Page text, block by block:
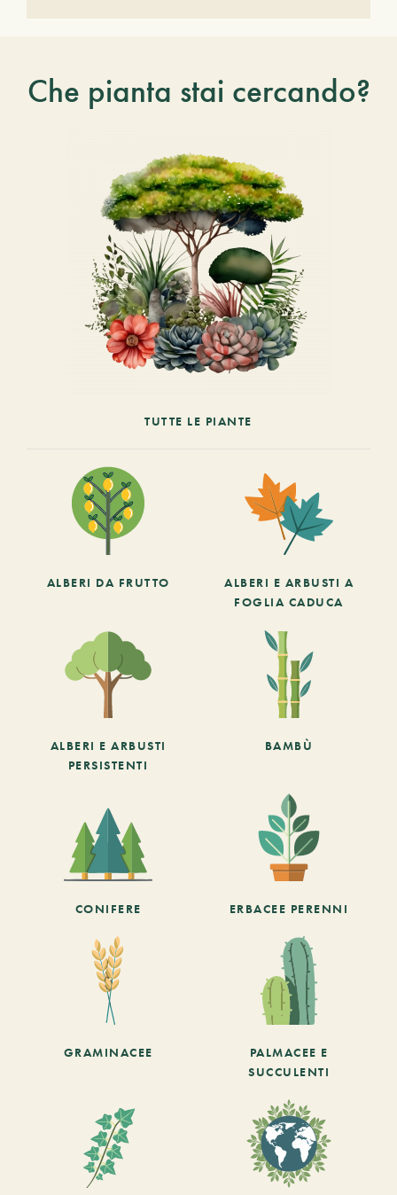
Che pianta stai cercando?
TUTTE LE PIANTE
ALBERI DA FRUTTO
ALBERI E ARBUSTI A
FOGLIA CADUCA
ALBERI E ARBUSTI
PERSISTENTI
BAMBÙ
CONIFERE ERBACEE PERENNI
GRAMINACEE
PALMACEE E
SUCCULENTI